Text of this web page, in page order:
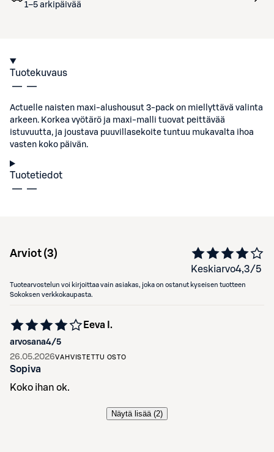
1–5 arkipäivää
Tuotekuvaus
Actuelle naisten maxi-alushousut 3-pack on miellyttävä valinta
arkeen. Korkea vyötärö ja maxi-malli tuovat peittävää
istuvuutta, ja joustava puuvillasekoite tuntuu mukavalta ihoa
vasten koko päivän.
Tuotetiedot
Arviot (3)
Keskiarvo4,3/5
Tuotearvostelun voi kirjoittaa vain asiakas, joka on ostanut kyseisen tuotteen
Sokoksen verkkokaupasta.
arvosana4/5
Eeva I.
26.05.2026VAHVISTETTU OSTO
Sopiva
Koko ihan ok.
Näytä lisää (2)